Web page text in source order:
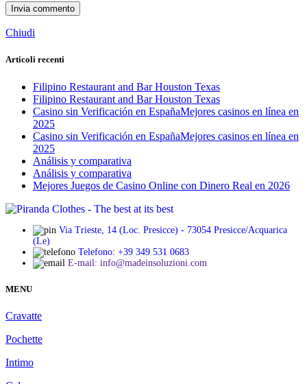
Chiudi
Articoli recenti
Filipino Restaurant and Bar Houston Texas
Filipino Restaurant and Bar Houston Texas
Сasino sin Verificación en España️Mejores casinos en línea en
2025
Сasino sin Verificación en España️Mejores casinos en línea en
2025
Análisis y comparativa
Análisis y comparativa
Mejores Juegos de Casino Online con Dinero Real en 2026
Via Trieste, 14 (Loc. Presicce) - 73054 Presicce/Acquarica
(Le)
Telefono: +39 349 531 0683
E-mail: info@madeinsoluzioni.com
MENU
Cravatte
Pochette
Intimo